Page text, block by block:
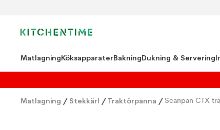
MatlagningKöksapparaterBakningDukning & Servering
Matlagning / Stekkärl / Traktörpanna / Scanpan CTX